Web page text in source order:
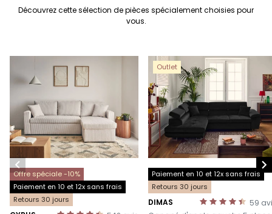
Découvrez cette sélection de pièces spécialement choisies pour
vous.
Offre spéciale -10%
Paiement en 10 et 12x sans frais
Retours 30 jours
Outlet
Paiement en 10 et 12x sans frais
Retours 30 jours
59
DIMAS
-
 